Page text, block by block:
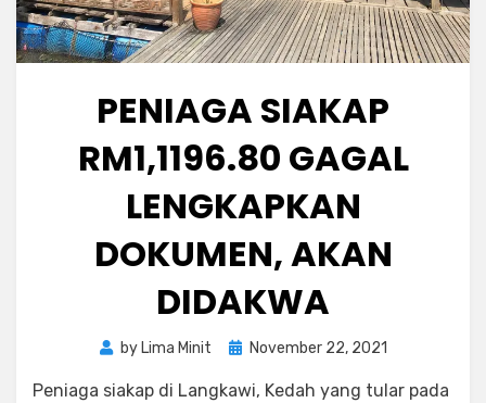
PENIAGA SIAKAP
RM1,1196.80 GAGAL
LENGKAPKAN
DOKUMEN, AKAN
DIDAKWA
by Lima Minit
PostedNovember 22, 2021
Peniaga siakap di Langkawi, Kedah yang tular pada